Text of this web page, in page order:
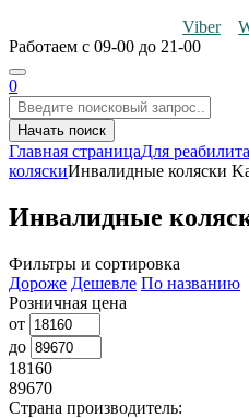
Viber
Работаем с 09-00 до 21-00
0
Начать поиск
Главная страницаДля
коляскиИнвалидные коляски
Инвалидные
Фильтры и сортировка
Дороже Дешевле По названию
Розничная цена
от
до
18160
89670
Страна производитель: